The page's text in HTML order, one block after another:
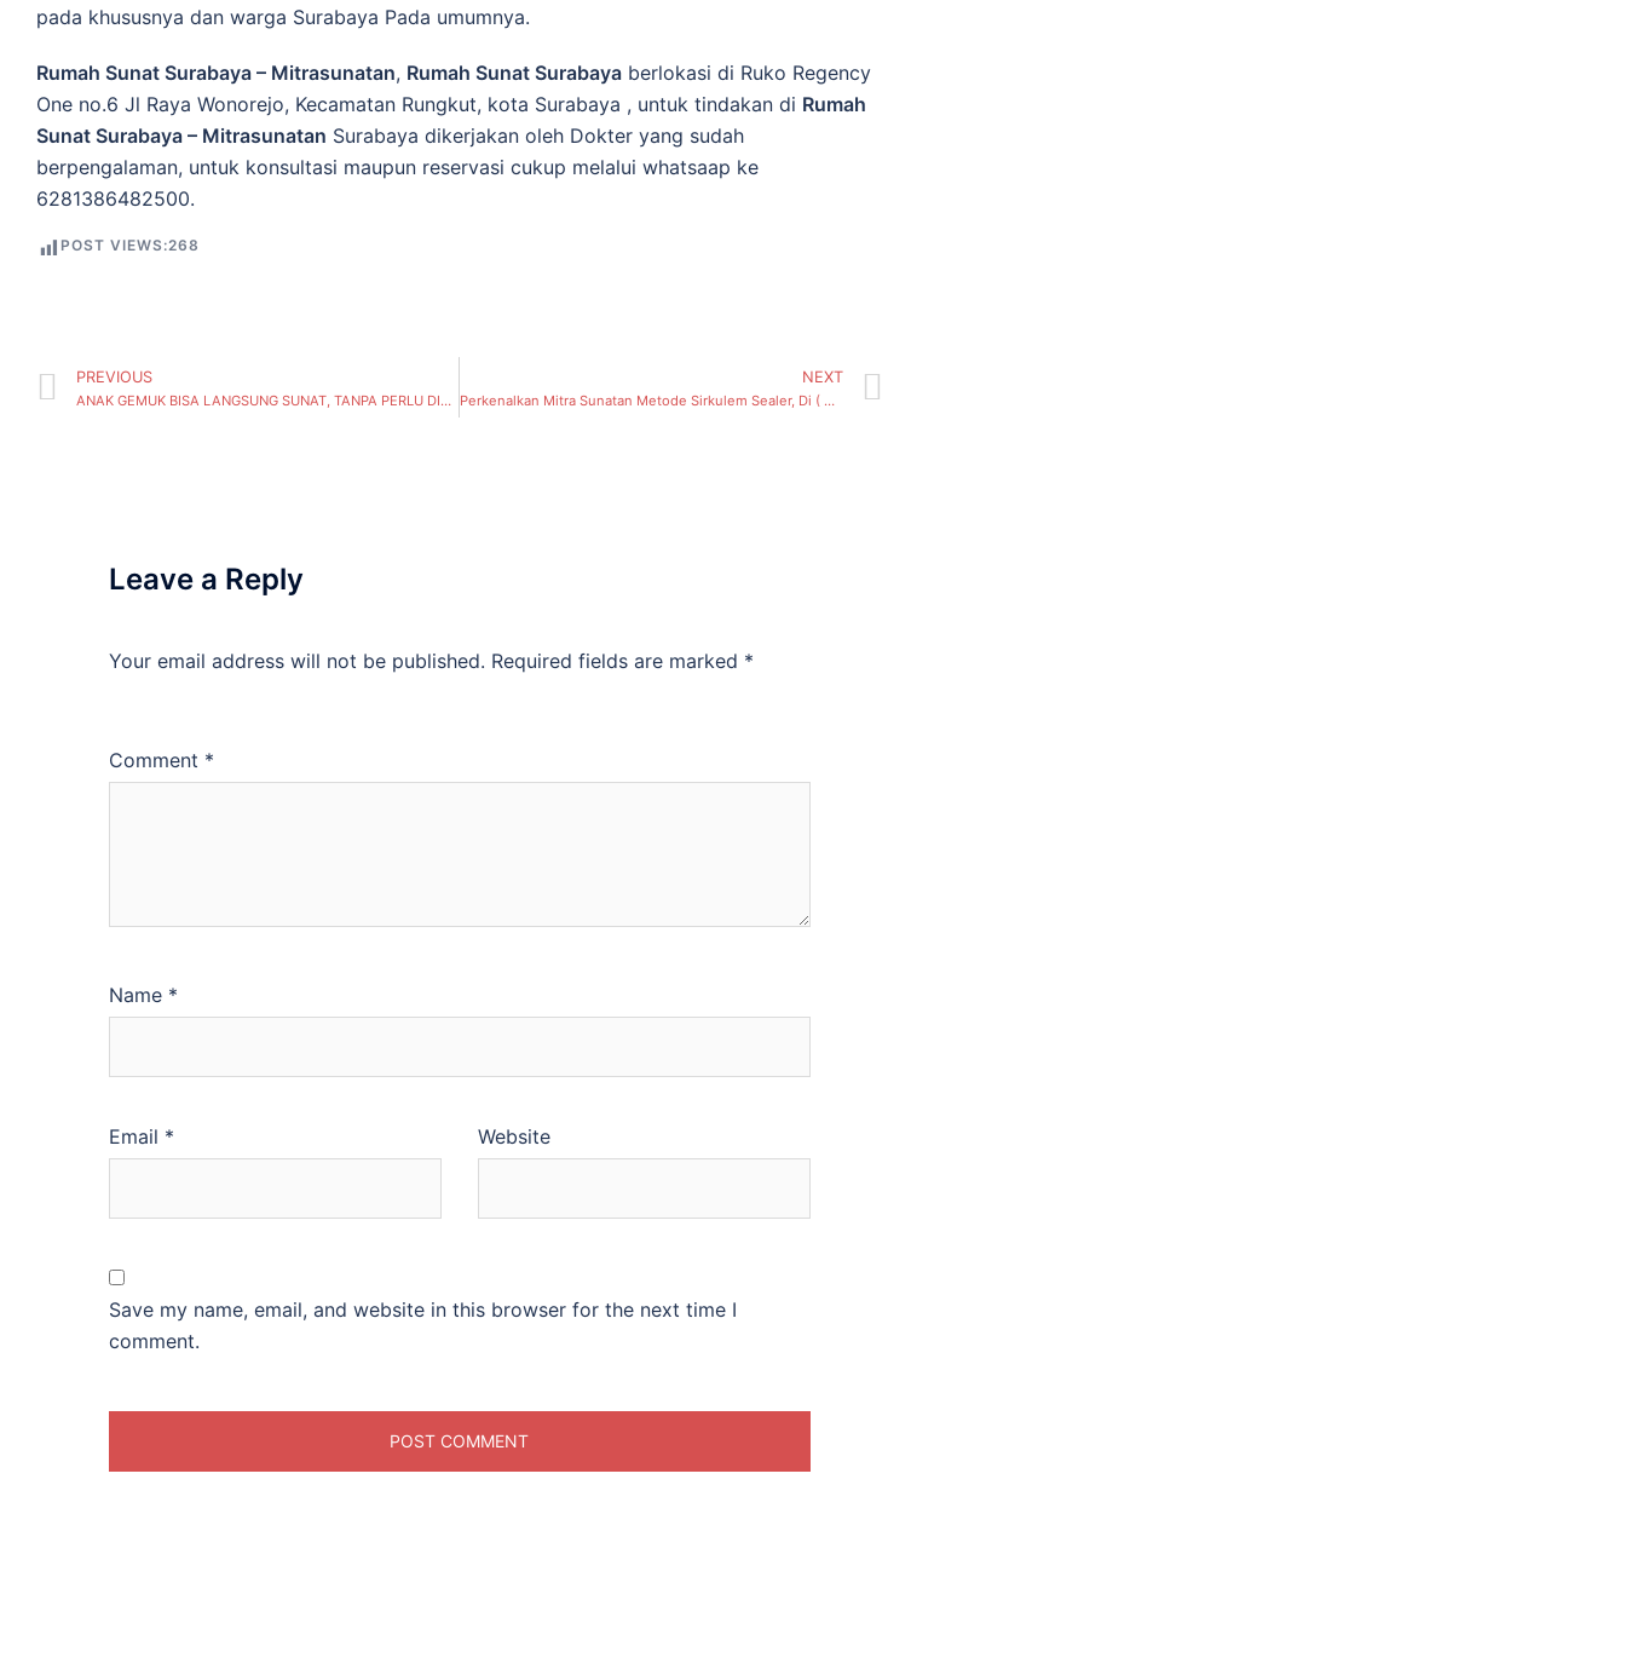
pada khususnya dan warga Surabaya Pada umumnya.
Rumah Sunat Surabaya – Mitrasunatan, Rumah Sunat Surabaya berlokasi di Ruko Regency
One no.6 Jl Raya Wonorejo, Kecamatan Rungkut, kota Surabaya , untuk tindakan di Rumah
Sunat Surabaya – Mitrasunatan Surabaya dikerjakan oleh Dokter yang sudah
berpengalaman, untuk konsultasi maupun reservasi cukup melalui whatsaap ke
6281386482500.
POST VIEWS:268
PREVIOUS
ANAK GEMUK BISA LANGSUNG SUNAT, TANPA PERLU DIET DAN TERAPI HORMON TERLEBIH DAHULU – Mitrasunatan ( Kedung Baruk, Kecamatan Rungkut) Surabaya
NEXT
Perkenalkan Mitra Sunatan Metode Sirkulem Sealer, Di ( Gunung Sari, Kecamatan Dukuh Pakis) Surabaya
Leave a Reply
Your email address will not be published. Required fields are marked *
Comment *
Name *
Email * Website
Save my name, email, and website in this browser for the next time I
comment.